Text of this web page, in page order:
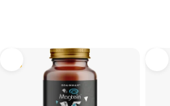
produktów